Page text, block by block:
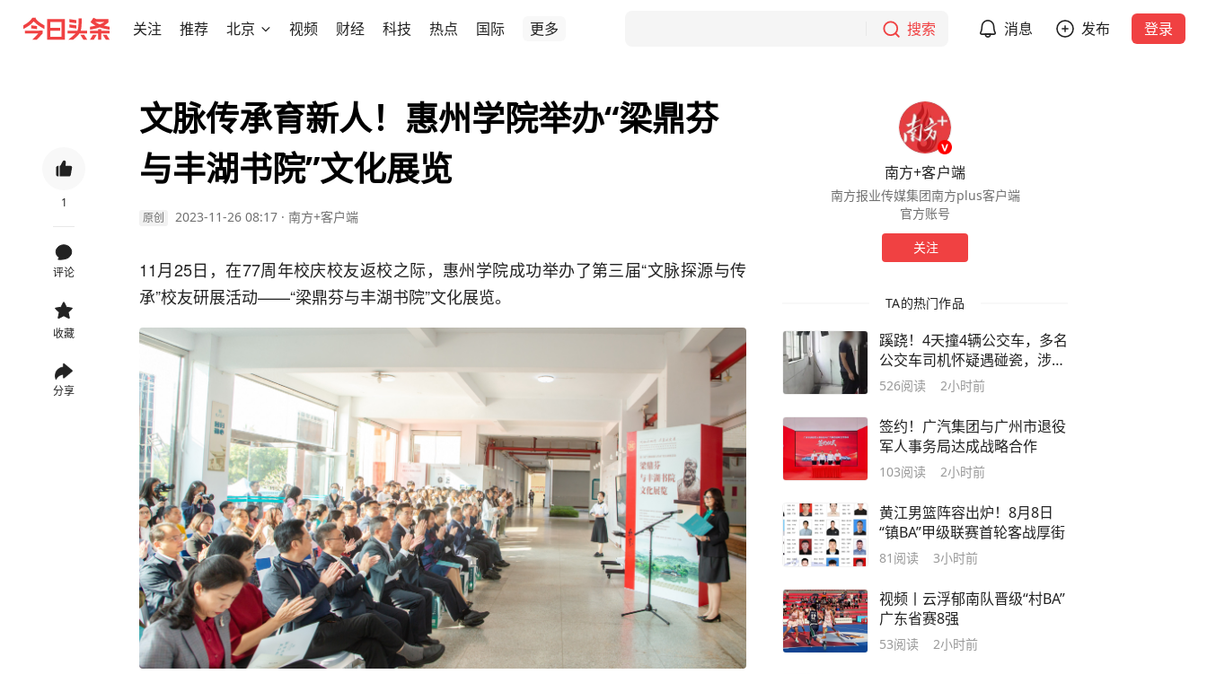
关注 推荐 北京 视频 财经 科技 热点 国际 更多 搜索 消息 发布 登录
1
评论
收藏
分享
文脉传承育新人！惠州学院举办“梁鼎芬
与丰湖书院”文化展览
原创 2023-11-26 08:17 · 南方+客户端
11月25日，在77周年校庆校友返校之际，惠州学院成功举办了第三届“文脉探源与传
承”校友研展活动——“梁鼎芬与丰湖书院”文化展览。
南方+客户端
南方报业传媒集团南方plus客户端
官方账号
关注
TA的热门作品
蹊跷！4天撞4辆公交车，多名
公交车司机怀疑遇碰瓷，涉事
出租司机已被刑拘
526阅读 2小时前
签约！广汽集团与广州市退役
军人事务局达成战略合作
103阅读 2小时前
黄江男篮阵容出炉！8月8日
“镇BA”甲级联赛首轮客战厚街
81 阅读 3小时前
视频丨云浮郁南队晋级“村BA”
广东省赛8强
53阅读 2小时前